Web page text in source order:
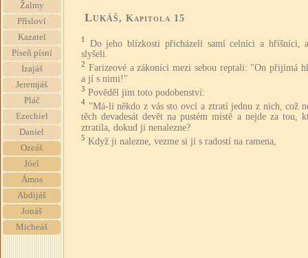
Žalmy
Přísloví
Kazatel
Píseň písní
Izajáš
Jeremjáš
Pláč
Ezechiel
Daniel
Ozeáš
Jóel
Ámos
Abdijáš
Jonáš
Micheáš
Lukáš, Kapitola 15
1
Do jeho blízkosti přicházeli samí celníci a hříšníci,
slyšeli.
2 Farizeové a zákoníci mezi sebou reptali: "On přijímá
a jí s nimi!"
3 Pověděl jim toto podobenství:
4 "Má-li někdo z vás sto ovcí a ztratí jednu z nich, což
těch devadesát devět na pustém místě a nejde za tou,
ztratila, dokud ji nenalezne?
5 Když ji nalezne, vezme si ji s radostí na ramena,